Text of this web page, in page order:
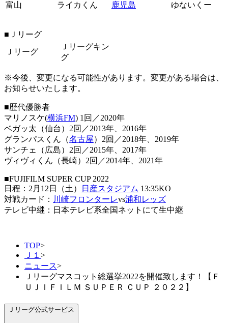
富山
ライカくん 鹿児島 ゆないくー
■Ｊリーグ
Ｊリーグ
Ｊリーグキン
グ
※今後、変更になる可能性があります。変更がある場合は、
お知らせいたします。
■歴代優勝者
マリノスケ(横浜FM) 1回／2020年
ベガッ太（仙台）2回／2013年、2016年
グランパスくん（名古屋）2回／2018年、2019年
サンチェ（広島）2回／2015年、2017年
ヴィヴィくん（長崎）2回／2014年、2021年
■FUJIFILM SUPER CUP 2022
日程：2月12日（土）
日産スタジアム 13:35KO
対戦カード： 川崎フロンターレvs浦和レッズ
テレビ中継：日本テレビ系全国ネットにて生中継
TOP>
Ｊ１ >
ニュース>
Ｊリーグマスコット総選挙2022を開催致します！【Ｆ
ＵＪＩＦＩＬＭ ＳＵＰＥＲ ＣＵＰ ２０２２】
Ｊリーグ公式サービス